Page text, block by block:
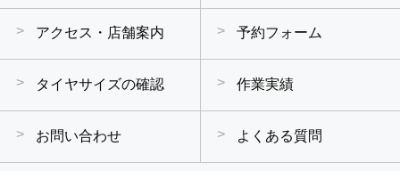
アクセス・店舗案内 予約フォーム
タイヤサイズの確認 作業実績
お問い合わせ よくある質問